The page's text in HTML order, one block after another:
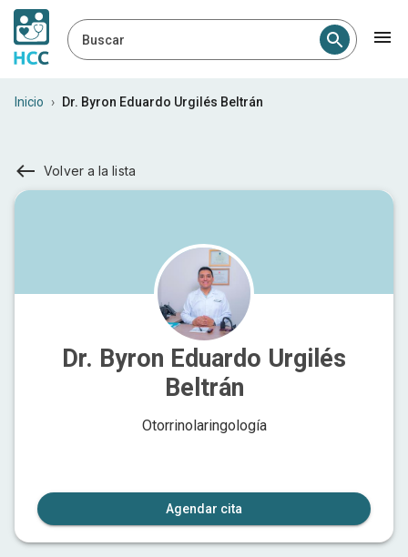
Buscar
Inicio › Dr. Byron Eduardo Urgilés Beltrán
Volver a la lista
Dr. Byron Eduardo Urgilés
Beltrán
Otorrinolaringología
Agendar cita